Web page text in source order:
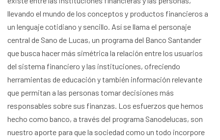
llevando el mundo de los conceptos y productos financieros a
un lenguaje cotidiano y sencillo. Así se llama el personaje
central de Sano de Lucas, un programa del Banco Santander
que busca hacer más simétrica la relación entre los usuarios
del sistema financiero y las instituciones, ofreciendo
herramientas de educación y también información relevante
que permitan a las personas tomar decisiones más
responsables sobre sus finanzas. Los esfuerzos que hemos
hecho como banco, a través del programa Sanodelucas, son
nuestro aporte para que la sociedad como un todo incorpore